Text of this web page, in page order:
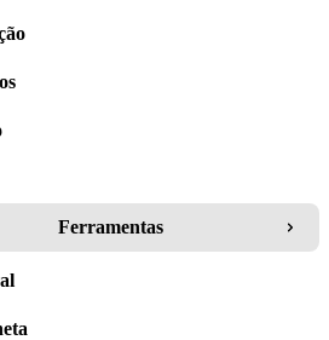
Ferramentas